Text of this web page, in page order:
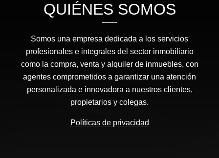
QUIÉNES SOMOS
Somos una empresa dedicada a los servicios
profesionales e integrales del sector inmobiliario
como la compra, venta y alquiler de inmuebles, con
agentes comprometidos a garantizar una atención
personalizada e innovadora a nuestros clientes,
propietarios y colegas.
Políticas de privacidad